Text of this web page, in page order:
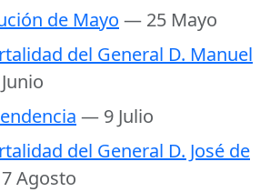
de Mayo — 25 Mayo
del General D. Manuel
— 9 Julio
del General D. José de
Agosto